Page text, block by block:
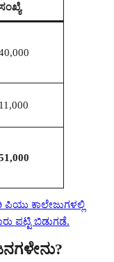
11,000
ಪಿಯು ಕಾಲೇಜುಗಳಲ್ಲಿ
ಪಟ್ಟಿ ಬಿಡುಗಡೆ.